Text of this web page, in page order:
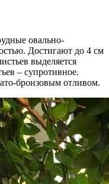
овально-
Достигают до 4 см
выделяется
– супротивное.
бронзовым отливом.